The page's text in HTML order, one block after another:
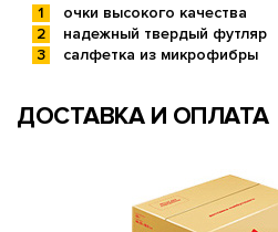
очки высокого качества
надежный твердый футляр
салфетка из микрофибры
ДОСТАВКА И ОПЛАТА